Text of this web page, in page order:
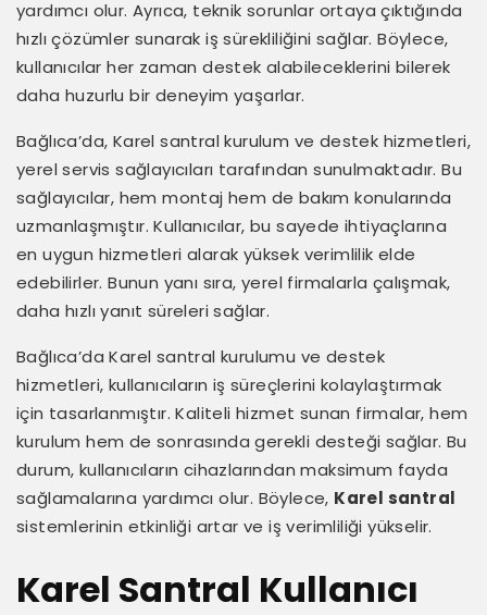
yardımcı olur. Ayrıca, teknik sorunlar ortaya çıktığında
hızlı çözümler sunarak iş sürekliliğini sağlar. Böylece,
kullanıcılar her zaman destek alabileceklerini bilerek
daha huzurlu bir deneyim yaşarlar.
Bağlıca’da, Karel santral kurulum ve destek hizmetleri,
yerel servis sağlayıcıları tarafından sunulmaktadır. Bu
sağlayıcılar, hem montaj hem de bakım konularında
uzmanlaşmıştır. Kullanıcılar, bu sayede ihtiyaçlarına
en uygun hizmetleri alarak yüksek verimlilik elde
edebilirler. Bunun yanı sıra, yerel firmalarla çalışmak,
daha hızlı yanıt süreleri sağlar.
Bağlıca’da Karel santral kurulumu ve destek
hizmetleri, kullanıcıların iş süreçlerini kolaylaştırmak
için tasarlanmıştır. Kaliteli hizmet sunan firmalar, hem
kurulum hem de sonrasında gerekli desteği sağlar. Bu
durum, kullanıcıların cihazlarından maksimum fayda
sağlamalarına yardımcı olur. Böylece, Karel santral
sistemlerinin etkinliği artar ve iş verimliliği yükselir.
Karel Santral Kullanıcı